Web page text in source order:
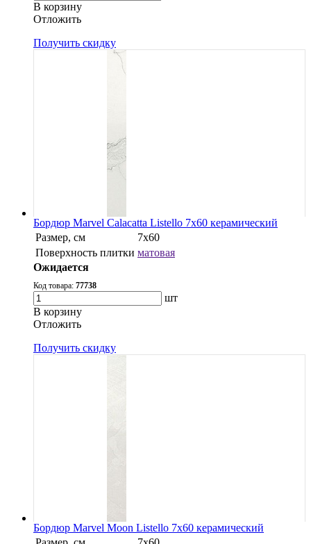
В корзину
Oтложить
Получить скидку
Бордюр Marvel Calacatta Listello 7x60 керамический
Размер, см
7x60
Поверхность плитки матовая
Ожидается
Код товара: 77738
шт
В корзину
Oтложить
Получить скидку
Бордюр Marvel Moon Listello 7x60 керамический